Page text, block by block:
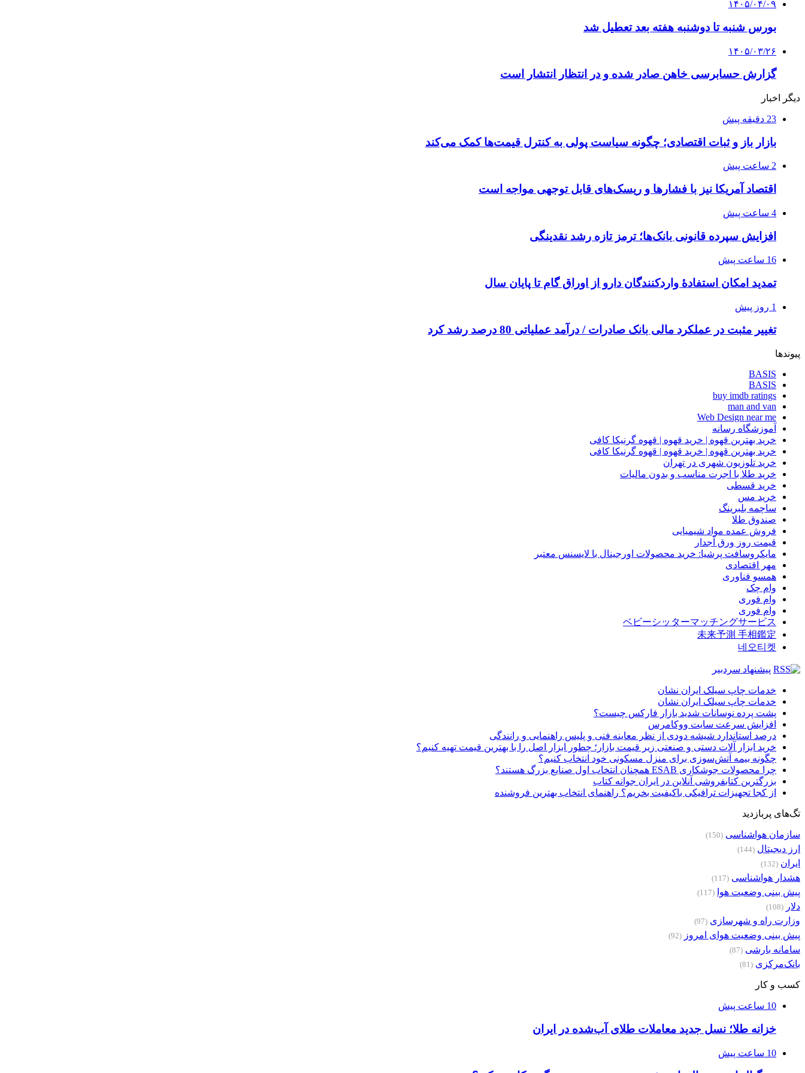
۱۴۰۵/۰۴/۰۹
بورس شنبه تا دوشنبه هفته بعد تعطیل شد
۱۴۰۵/۰۳/۲۶
گزارش حسابرسی خاهن صادر شده و در انتظار انتشار است
دیگر اخبار
23 دقیقه پیش
بازار باز و ثبات اقتصادی؛ چگونه سیاست پولی به کنترل قیمت‌ها کمک می‌کند
2 ساعت پیش
اقتصاد آمریکا نیز با فشارها و ریسک‌های قابل توجهی مواجه است
4 ساعت پیش
افزایش سپرده قانونی بانک‌ها؛ ترمز تازه رشد نقدینگی
16 ساعت پیش
تمدید امکان استفادۀ واردکنندگان دارو از اوراق گام تا پایان سال
1 روز پیش
تغییر مثبت در عملکرد مالی بانک صادرات / درآمد عملیاتی 80 درصد رشد کرد
پیوندها
BASIS
BASIS
buy imdb ratings
man and van
Web Design near me
آموزشگاه رسانه
خرید بهترین قهوه | خرید قهوه | قهوه گرنیکا کافی
خرید بهترین قهوه | خرید قهوه | قهوه گرنیکا کافی
خرید تلوزیون شهری در تهران
خرید طلا با اجرت مناسب و بدون مالیات
خرید قسطی
خرید مس
ساچمه بلبرینگ
صندوق طلا
فروش عمده مواد شیمیایی
قیمت روز ورق آجدار
مایکروسافت پرشیا: خرید محصولات اورجینال با لایسنس معتبر
مهر اقتصادی
همسو فناوری
وام چک
وام فوری
وام فوری
ベビーシッターマッチングサービス
未来予測 手相鑑定
네오티켓
پیشنهاد سردبیر
خدمات چاپ سیلک ایران نشان
خدمات چاپ سیلک ایران نشان
پشت پرده نوسانات شدید بازار فارکس چیست؟
افزایش سرعت سایت ووکامرس
درصد استاندارد شیشه دودی از نظر معاینه فنی و پلیس راهنمایی و رانندگی
خرید ابزار آلات دستی و صنعتی زیر قیمت بازار؛ چطور ابزار اصل را با بهترین قیمت تهیه کنیم؟
چگونه بیمه آتش‌سوزی برای منزل مسکونی خود انتخاب کنیم؟
چرا محصولات جوشکاری ESAB همچنان انتخاب اول صنایع بزرگ هستند؟
بزرگترین کتابفروشی آنلاین در ایران جوانه کتاب
از کجا تجهیزات ترافیکی باکیفیت بخریم؟ راهنمای انتخاب بهترین فروشنده
تگ‌های پربازدید
سازمان هواشناسی (150)
ارز دیجیتال (144)
ایران (132)
هشدار هواشناسی (117)
پیش بینی وضعیت هوا (117)
دلار (108)
وزارت راه و شهرسازی (97)
پیش بینی وضعیت هوای امروز (92)
سامانه بارشی (87)
بانک‌مرکزی (81)
کسب و کار
10 ساعت پیش
خزانه طلا؛ نسل جدید معاملات طلای آب‌شده در ایران
10 ساعت پیش